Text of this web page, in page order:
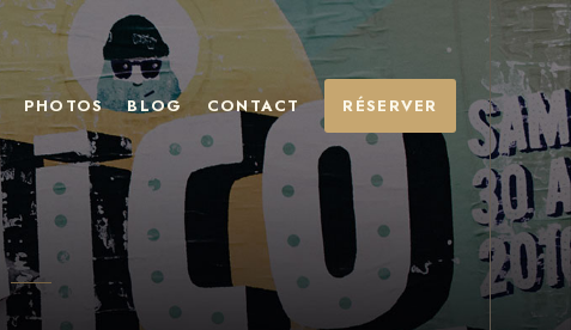
PHOTOS BLOG CONTACT RÉSERVER